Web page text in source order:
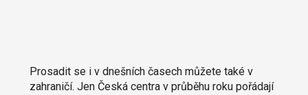
Prosadit se i v dnešních časech můžete také v
zahraničí. Jen Česká centra v průběhu roku pořádají